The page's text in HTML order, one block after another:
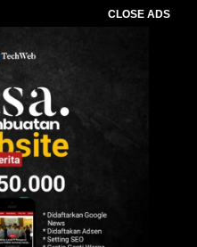
CLOSE ADS